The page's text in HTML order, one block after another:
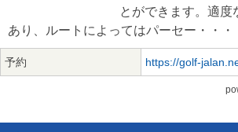
とができます。適度
あり、ルートによってはパーセー・・・
予約 https://golf-